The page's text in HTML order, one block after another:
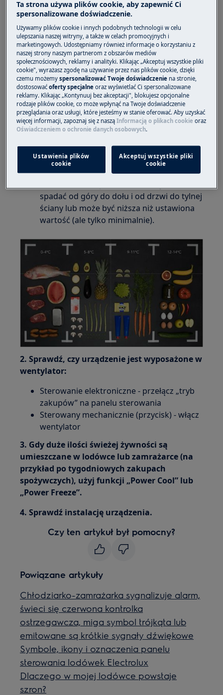
Czy w lodówce są różne obszary
temperatur?
Dotyczy:
lodówka z zamrażarką
lodówka
Rozwiązanie:
1. Ustawiona wartość odnosi się do średniej
temperatury wewnątrz komory.
Temperatury na półkach, strefach komory
mogą być różne w zależności od działania
urządzenia oraz warunków wewnętrznych
i zewnętrznych lub działających funkcji
spadać od góry do dołu i od drzwi do tylnej
ściany lub może być niższa niż ustawiona
wartość (ale tylko minimalnie).
2. Sprawdź, czy urządzenie jest wyposażone w
wentylator:
Sterowanie elektroniczne - przełącz „tryb
zakupów” na panelu sterowania
Sterowany mechanicznie (przycisk) - włącz
wentylator
3. Gdy duże ilości świeżej żywności są
umieszczane w lodówce lub zamrażarce (na
przykład po tygodniowych zakupach
spożywczych), użyj funkcji „Power Cool” lub
„Power Freeze”.
4. Sprawdź instalację urządzenia.
Czy ten artykuł był pomocny?
Powiązane artykuły
Chłodziarko-zamrażarka sygnalizuje alarm,
świeci się czerwona kontrolka
ostrzegawcza, miga symbol trójkąta lub
emitowane są krótkie sygnały dźwiękowe
Symbole, ikony i oznaczenia panelu
sterowania lodówek Electrolux
Dlaczego w mojej lodówce powstaje
szron?
Ta strona używa plików cookie, aby zapewnić Ci
spersonalizowane doświadczenie.
Używamy plików cookie i innych podobnych technologii w celu
ulepszania naszej witryny, a także w celach promocyjnych i
marketingowych. Udostępniamy również informacje o korzystaniu z
naszej strony naszym partnerom z obszarów mediów
społecznościowych, reklamy i analityki. Klikając „Akceptuj wszystkie pliki
cookie", wyrażasz zgodę na używanie przez nas plików cookie, dzięki
czemu możemyspersonalizować Twoje doświadczenie na stronie,
dostosowaćoferty specjalne oraz wyświetlać Ci spersonalizowane
reklamy. Klikając „Kontynuuj bez akceptacji", blokujesz opcjonalne
rodzaje plików cookie, co może wpłynąć na Twoje doświadczenie
przeglądania oraz usługi, które jesteśmy w stanie oferować. Aby uzyskać
więcej informacji, zapoznaj się z nasząInformacją o plikach cookie oraz
Oświadczeniem o ochronie danych osobowych.
Ustawienia plików
cookie
Akceptuj wszystkie pliki
cookie